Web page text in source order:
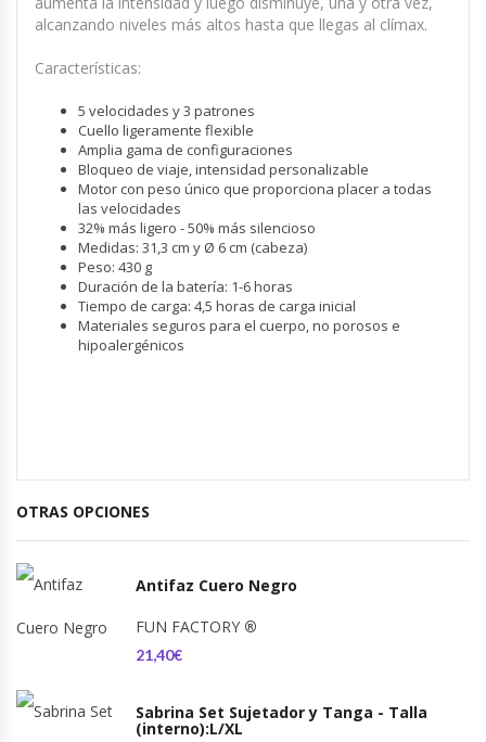
alcanzando niveles más altos hasta que llegas al clímax.
Características:
5 velocidades y 3 patrones
Cuello ligeramente flexible
Amplia gama de configuraciones
Bloqueo de viaje, intensidad personalizable
Motor con peso único que proporciona placer a todas
las velocidades
32% más ligero - 50% más silencioso
Medidas: 31,3 cm y Ø 6 cm (cabeza)
Peso: 430 g
Duración de la batería: 1-6 horas
Tiempo de carga: 4,5 horas de carga inicial
Materiales seguros para el cuerpo, no porosos e
hipoalergénicos
OTRAS OPCIONES
Antifaz Cuero Negro
FUN FACTORY ®
21,40€
Sabrina Set Sujetador y Tanga - Talla
(interno):L/XL